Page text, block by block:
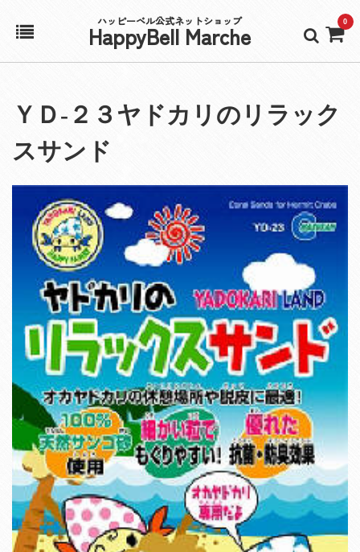
ハッピーベル公式ネットショップ
HappyBell Marche 0
アカウント
カート
ＹＤ‐２３ヤドカリのリラック
スサンド